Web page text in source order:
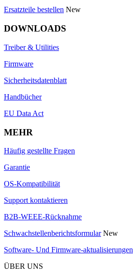
Ersatzteile bestellen New
DOWNLOADS
Treiber & Utilities
Firmware
Sicherheitsdatenblatt
Handbücher
EU Data Act
MEHR
Häufig gestellte Fragen
Garantie
OS-Kompatibilität
Support kontaktieren
B2B-WEEE-Rücknahme
Schwachstellenberichtsformular New
Software- Und Firmware-aktualisierungen
ÜBER UNS